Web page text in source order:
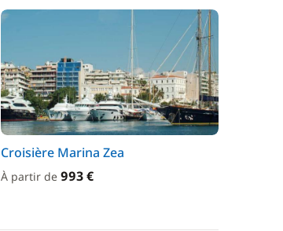
Croisière Marina Zea
À partir de 993 €